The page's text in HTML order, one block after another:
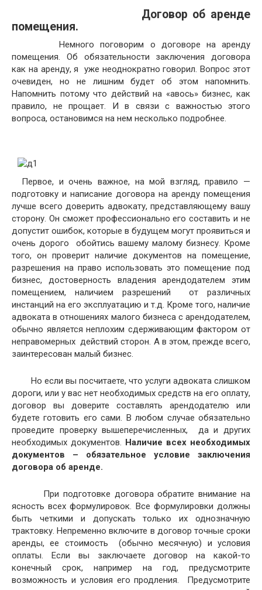
Договор об аренде
помещения.
Немного поговорим о договоре на аренду
помещения. Об обязательности заключения договора
как на аренду, я уже неоднократно говорил. Вопрос этот
очевиден, но не лишним будет об этом напомнить.
Напомнить потому что действий на «авось» бизнес, как
правило, не прощает. И в связи с важностью этого
вопроса, остановимся на нем несколько подробнее.
Первое, и очень важное, на мой взгляд, правило —
подготовку и написание договора на аренду помещения
лучше всего доверить адвокату, представляющему вашу
сторону. Он сможет профессионально его составить и не
допустит ошибок, которые в будущем могут проявиться и
очень дорого обойтись вашему малому бизнесу. Кроме
того, он проверит наличие документов на помещение,
разрешения на право использовать это помещение под
бизнес, достоверность владения арендодателем этим
помещением, наличием разрешений от различных
инстанций на его эксплуатацию и т.д. Кроме того, наличие
адвоката в отношениях малого бизнеса с арендодателем,
обычно является неплохим сдерживающим фактором от
неправомерных действий сторон. А в этом, прежде всего,
заинтересован малый бизнес.
Но если вы посчитаете, что услуги адвоката слишком
дороги, или у вас нет необходимых средств на его оплату,
договор вы доверите составлять арендодателю или
будете готовить его сами. В любом случае обязательно
проведите проверку вышеперечисленных, да и других
необходимых документов. Наличие всех необходимых
документов – обязательное условие заключения
договора об аренде.
При подготовке договора обратите внимание на
ясность всех формулировок. Все формулировки должны
быть четкими и допускать только их однозначную
трактовку. Непременно включите в договор точные сроки
аренды, ее стоимость (обычно месячную) и условия
оплаты. Если вы заключаете договор на какой-то
конечный срок, например на год, предусмотрите
возможность и условия его продления. Предусмотрите